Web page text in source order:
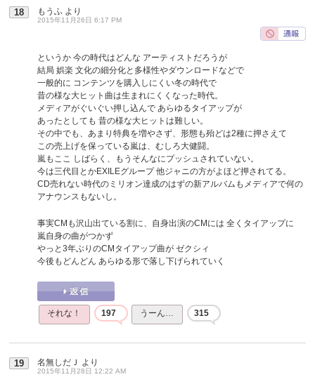
18 もうふ より
2015年11月26日 6:17 PM
というか 今の時代はどんな アーティストだろうが
結局 娯楽 文化の細分化と多様性やダウンロードなどで
一般的に コンテンツを購入しにくい冬の時代で
昔の様な大ヒット曲は生まれにくくなった時代。
メディアがぐいぐい押し込んで あらゆるタイアップが
あったとしても 昔の様な大ヒットは難しい。
その中でも、あまり特典を増やさず、形態も殆どは2種に押さえて
この売上げを保っている嵐は、むしろ大健闘。
嵐もここ しばらく、もうそんなにプッシュされていない。
今は三代目とかEXILEグループ 他ジャニの方がよほど押されてる。
CD売れない時代のミリオン達成のはずの新アルバムもメディアで何の
アナウンスもないし。
事実CMも沢山出ている割に、自身出演のCMには 全くタイアップに
嵐自身の曲がつかず
やっと3年ぶりのCMタイアップ曲が ゼクシィ
今後もどんどん あらゆる形で落し下げられていく
それな！ 197 うーん… 315
19 名無しだＪ より
2015年11月28日 12:22 AM